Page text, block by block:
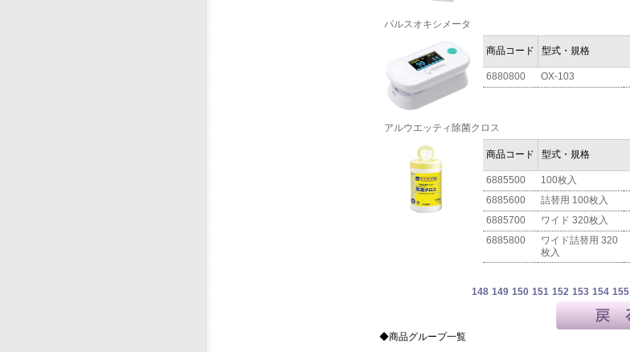
パルスオキシメータ
商品コード 型式・規格
6880800 OX-103
アルウエッティ除菌クロス
商品コード 型式・規格
6885500 100枚入
6885600 詰替用 100枚入
6885700 ワイド 320枚入
6885800
ワイド詰替用 320
枚入
148 149 150 151 152 153 154 155
◆商品グループ一覧